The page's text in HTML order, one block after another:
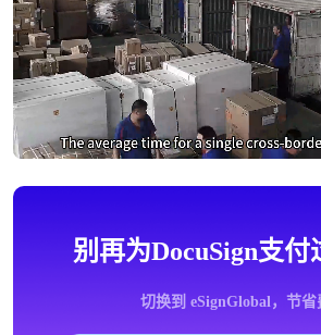
别再为DocuSign支付
切换到 eSignGlobal，节省